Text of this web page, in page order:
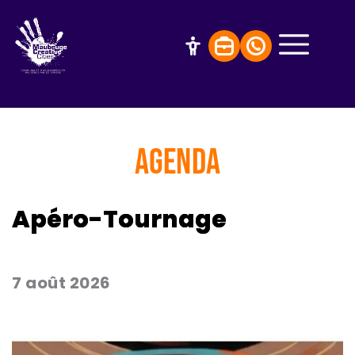
AGENDA
Apéro-Tournage
7 août 2026